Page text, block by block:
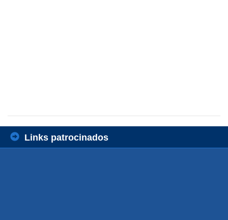
Links patrocinados